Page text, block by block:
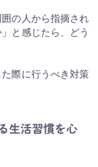
の人から指摘され
と感じたら、どう
際に行うべき対策
生活習慣を心